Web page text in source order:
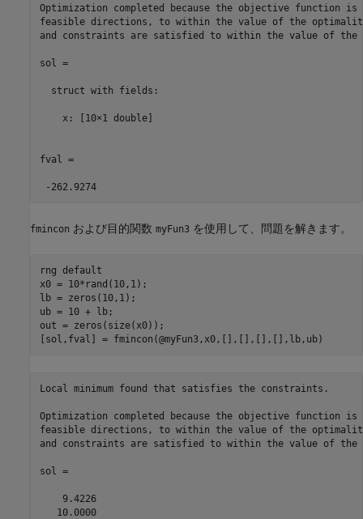
Optimization completed because the objective function
feasible directions, to within the value of the
and constraints are satisfied to within the value of the
sol =
  struct with fields:
    x: [10×1 double]
fval =
-262.9274
fmincon および目的関数 myFun3 を使用して、問題を解きます。
rng default
x0 = 10*rand(10,1);
lb = zeros(10,1);
ub = 10 + lb;
out = zeros(size(x0));
[sol,fval] = fmincon(@myFun3,x0,[],[],[],[],lb,ub)
Local minimum found that satisfies the constraints.
Optimization completed because the objective function
feasible directions, to within the value of the
and constraints are satisfied to within the value of the
sol =
    9.4226
   10.0000